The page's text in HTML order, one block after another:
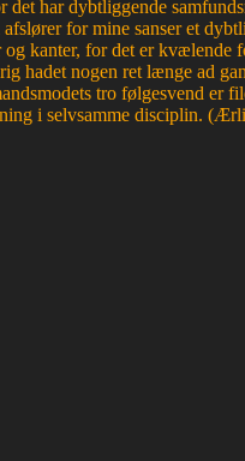
har dybtliggende
for mine sanser et
kanter, for det er
hadet nogen ret længe ad
tro følgesvend er
i selvsamme disciplin.